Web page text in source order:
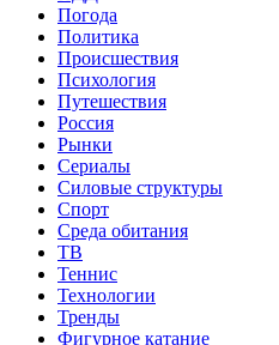
Погода
Политика
Происшествия
Психология
Путешествия
Россия
Рынки
Сериалы
Силовые структуры
Спорт
Среда обитания
ТВ
Теннис
Технологии
Тренды
Фигурное катание